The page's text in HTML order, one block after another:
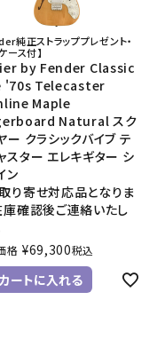
純正ストラッププレゼント・
ース付】
by Fender Classic
'70s Telecaster
Maple
Natural スク
ー クラシックバイブ テ
スター エレキギター シ
ン
り寄せ対応品となりま
庫確認後ご連絡いたし
格 ¥69,300税込
カートに入れる